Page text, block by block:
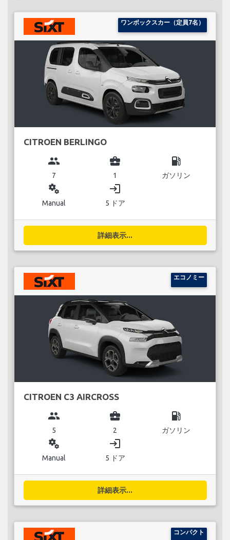
ワンボックスカー（定員7名）
CITROEN BERLINGO
group
7
business_center
1
local_gas_station
ガソリン
miscellaneous_services
Manual
login
5 ドア
詳細表示...
エコノミー
CITROEN C3 AIRCROSS
group
5
business_center
2
local_gas_station
ガソリン
miscellaneous_services
Manual
login
5 ドア
詳細表示...
コンパクト